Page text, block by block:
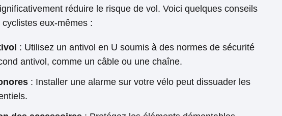
réduire le risque de vol. Voici quelques conseils
eux-mêmes :
: Utilisez un antivol en U soumis à des normes de sécurité
antivol, comme un câble ou une chaîne.
: Installer une alarme sur votre vélo peut dissuader les